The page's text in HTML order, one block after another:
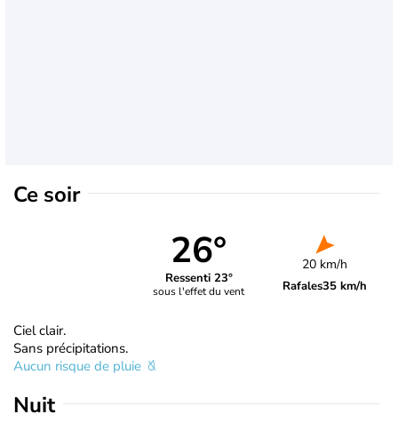
Ce soir
26°
Ressenti 23°
sous l'effet du vent
20 km/h
Rafales35 km/h
Ciel clair.
Sans précipitations.
Aucun risque de pluie
Nuit